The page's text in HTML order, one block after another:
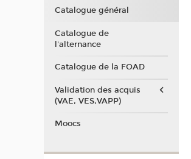
Catalogue général
Catalogue de
l'alternance
Catalogue de la FOAD
Validation des acquis
(VAE, VES,VAPP)
Moocs